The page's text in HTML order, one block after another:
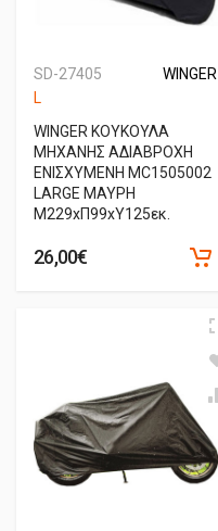
SD-27405
WINGER
L
WINGER ΚΟΥΚΟΥΛΑ
ΜΗΧΑΝΗΣ ΑΔΙΑΒΡΟΧΗ
ΕΝΙΣΧΥΜΕΝΗ MC1505002
LARGE ΜΑΥΡΗ
Μ229xΠ99xΥ125εκ.
26,00€